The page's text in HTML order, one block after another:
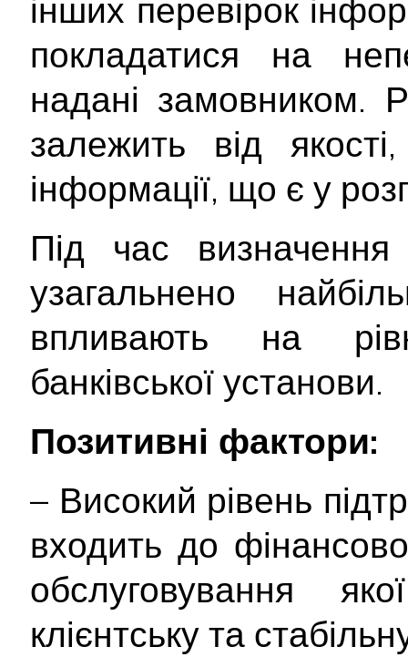
інших перевірок
покладатися на
надані замовником.
залежить від
інформації, що є у
Під час визначення
узагальнено
впливають на
банківської установи.
Позитивні фактори:
– Високий рівень
входить до
обслуговування
клієнтську та